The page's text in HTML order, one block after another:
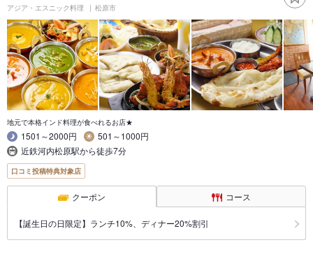
アジア・エスニック料理 松原市
地元で本格インド料理が食べれるお店★
1501～2000円
501～1000円
近鉄河内松原駅から徒歩7分
口コミ投稿特典対象店
クーポン コース
【誕生日の日限定】ランチ10%、ディナー20%割引